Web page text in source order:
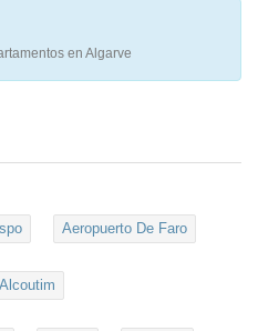
en Algarve
Aeropuerto De Faro
Alcoutim